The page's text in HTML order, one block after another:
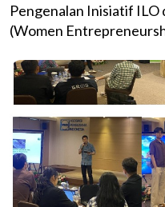
Pengenalan Inisiatif
(Women
Perempuan